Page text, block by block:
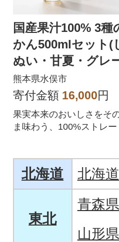
国産果汁100% 3種
かん500mlセット(
ぬい・甘夏・グレ
フルーツ)
熊本県水俣市
寄付金額 16,000円
果実本来のおいしさをそ
ま味わう、100%ストレー
北海道 北海道
東北
青森県
山形県